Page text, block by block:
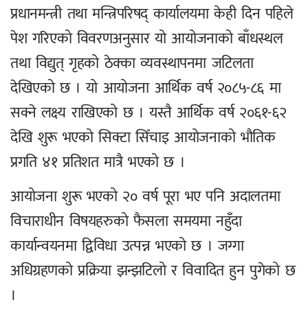
प्रधानमन्त्री तथा मन्त्रिपरिषद् कार्यालयमा केही दिन पहिले
पेश गरिएको विवरणअनुसार यो आयोजनाको बाँधस्थल
तथा विद्युत् गृहको ठेक्का व्यवस्थापनमा जटिलता
देखिएको छ । यो आयोजना आर्थिक वर्ष २०८५-८६ मा
सक्ने लक्ष्य राखिएको छ । यस्तै आर्थिक वर्ष २०६१-६२
देखि शुरू भएको सिक्टा सिँचाइ आयोजनाको भौतिक
प्रगति ४१ प्रतिशत मात्रै भएको छ ।
आयोजना शुरू भएको २० वर्ष पूरा भए पनि अदालतमा
विचाराधीन विषयहरुको फैसला समयमा नहुँदा
कार्यान्वयनमा द्विविधा उत्पन्न भएको छ । जग्गा
अधिग्रहणको प्रक्रिया झन्झटिलो र विवादित हुन पुगेको छ
।